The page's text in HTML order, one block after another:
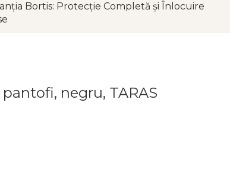
Bortis: Protecție Completă și Înlocuire
negru, TARAS